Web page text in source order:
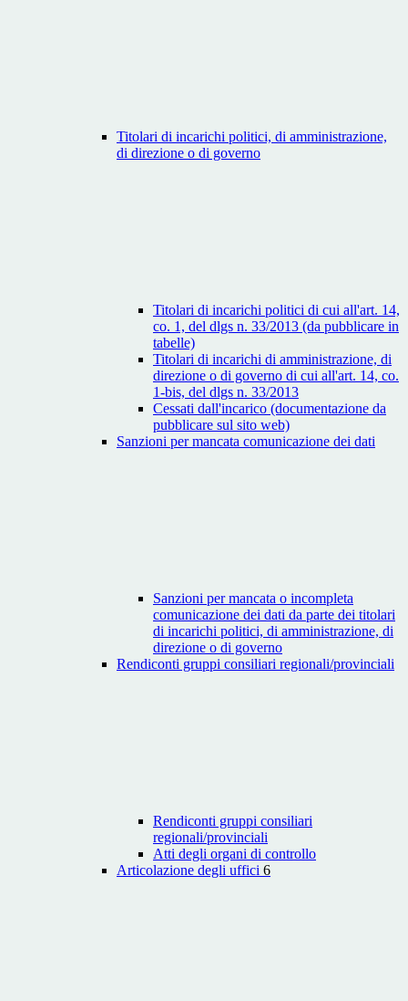
Titolari di incarichi politici, di amministrazione,
di direzione o di governo
Titolari di incarichi politici di cui all'art. 14,
co. 1, del dlgs n. 33/2013 (da pubblicare in
tabelle)
Titolari di incarichi di amministrazione, di
direzione o di governo di cui all'art. 14, co.
1-bis, del dlgs n. 33/2013
Cessati dall'incarico (documentazione da
pubblicare sul sito web)
Sanzioni per mancata comunicazione dei dati
Sanzioni per mancata o incompleta
comunicazione dei dati da parte dei titolari
di incarichi politici, di amministrazione, di
direzione o di governo
Rendiconti gruppi consiliari regionali/provinciali
Rendiconti gruppi consiliari
regionali/provinciali
Atti degli organi di controllo
Articolazione degli uffici 6